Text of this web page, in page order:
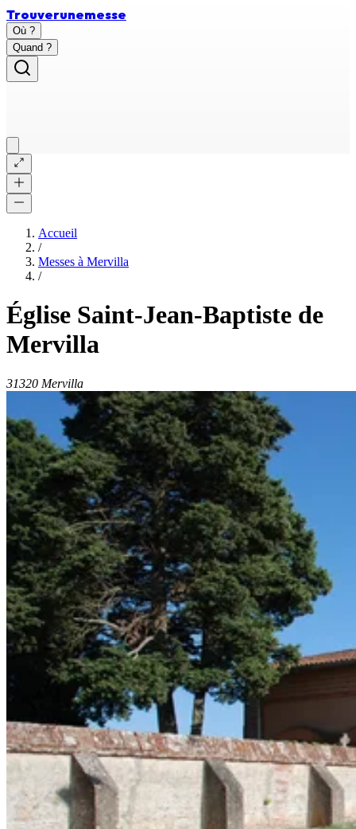
Trouverunemesse
Où ?
Quand ?
Accueil
/
Messes à Mervilla
/
Église Saint-Jean-Baptiste de
Mervilla
31320 Mervilla